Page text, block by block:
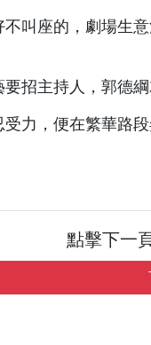
叫座的，劇場生
招主持人，郭德綱
力，便在繁華路
點擊下一